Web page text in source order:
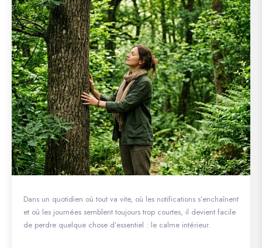
Dans un quotidien où tout va vite, où les notifications s’enchaînent
et où les journées semblent toujours trop courtes, il devient facile
de perdre quelque chose d’essentiel : le calme intérieur.